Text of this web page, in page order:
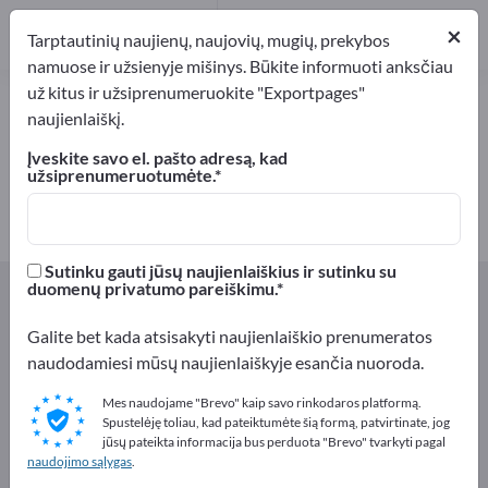
Maisto produktų pakuotės –
raskite gamintojus ir tiekėjus
Eksportuotojai Gamintojai
Gamintojai9
Exportpages
Maistas ir gėrimai
Reklamuokitės nemokamai
Exportpages!
Poreikiai – Pasiūlymai – Naudotos prekės – Verslo
kontaktai >> pradėkite čia
×
Tarptautinių naujienų, naujovių, mugių, prekybos
namuose ir užsienyje mišinys. Būkite informuoti anksčiau
už kitus ir užsiprenumeruokite "Exportpages"
naujienlaiškį.
Įveskite savo el. pašto adresą, kad
užsiprenumeruotumėte.
Sutinku gauti jūsų naujienlaiškius ir sutinku su
duomenų privatumo pareiškimu.
Galite bet kada atsisakyti naujienlaiškio prenumeratos
naudodamiesi mūsų naujienlaiškyje esančia nuoroda.
Mes naudojame "Brevo" kaip savo rinkodaros platformą.
Spustelėję toliau, kad pateiktumėte šią formą, patvirtinate, jog
jūsų pateikta informacija bus perduota "Brevo" tvarkyti pagal
naudojimo sąlygas.